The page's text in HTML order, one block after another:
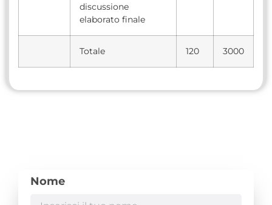
discussione
elaborato finale
Totale 120 3000
Nome